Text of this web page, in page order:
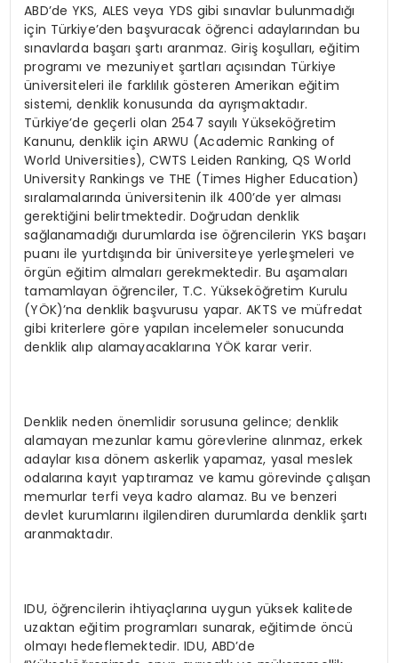
ABD’de YKS, ALES veya YDS gibi sınavlar bulunmadığı
için Türkiye’den başvuracak öğrenci adaylarından bu
sınavlarda başarı şartı aranmaz. Giriş koşulları, eğitim
programı ve mezuniyet şartları açısından Türkiye
üniversiteleri ile farklılık gösteren Amerikan eğitim
sistemi, denklik konusunda da ayrışmaktadır.
Türkiye’de geçerli olan 2547 sayılı Yükseköğretim
Kanunu, denklik için ARWU (Academic Ranking of
World Universities), CWTS Leiden Ranking, QS World
University Rankings ve THE (Times Higher Education)
sıralamalarında üniversitenin ilk 400’de yer alması
gerektiğini belirtmektedir. Doğrudan denklik
sağlanamadığı durumlarda ise öğrencilerin YKS başarı
puanı ile yurtdışında bir üniversiteye yerleşmeleri ve
örgün eğitim almaları gerekmektedir. Bu aşamaları
tamamlayan öğrenciler, T.C. Yükseköğretim Kurulu
(YÖK)’na denklik başvurusu yapar. AKTS ve müfredat
gibi kriterlere göre yapılan incelemeler sonucunda
denklik alıp alamayacaklarına YÖK karar verir.
Denklik neden önemlidir sorusuna gelince; denklik
alamayan mezunlar kamu görevlerine alınmaz, erkek
adaylar kısa dönem askerlik yapamaz, yasal meslek
odalarına kayıt yaptıramaz ve kamu görevinde çalışan
memurlar terfi veya kadro alamaz. Bu ve benzeri
devlet kurumlarını ilgilendiren durumlarda denklik şartı
aranmaktadır.
IDU, öğrencilerin ihtiyaçlarına uygun yüksek kalitede
uzaktan eğitim programları sunarak, eğitimde öncü
olmayı hedeflemektedir. IDU, ABD’de